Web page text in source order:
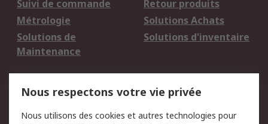
Suivi de commande
Retour produits
Métrologie
Solutions Achats
Solutions de
Maintenance
Solutions d'inventaire
du site
Nous respectons votre vie privée
Nous utilisons des cookies et autres technologies pour